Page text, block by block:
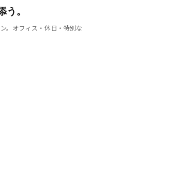
う。
。オフィス・休日・特別な